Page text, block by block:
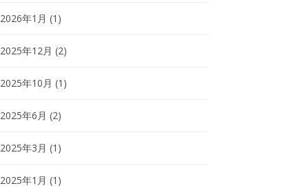
2026年1月 (1)
2025年12月 (2)
2025年10月 (1)
2025年6月 (2)
2025年3月 (1)
2025年1月 (1)